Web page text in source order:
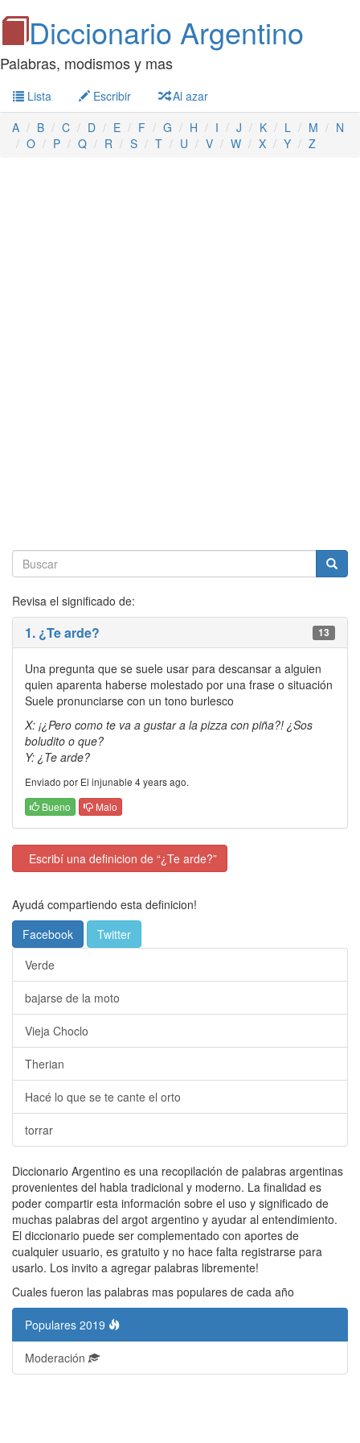
Diccionario Argentino
Palabras, modismos y mas
Lista Escribir
Al azar
A
B C D E F G H I J K L M
N
O
P Q R S T U V W X Y Z
Revisa el significado de:
1. ¿Te arde? 13
Una pregunta que se suele usar para descansar a alguien
quien aparenta haberse molestado por una frase o situación
Suele pronunciarse con un tono burlesco
X: ¡¿Pero como te va a gustar a la pizza con piña?! ¿Sos
boludito o que?
Y: ¿Te arde?
Enviado por El injunable 4 years ago.
Bueno
Malo
Escribí una definicion de “¿Te arde?”
Ayudá compartiendo esta definicion!
Facebook
Twitter
Verde
bajarse de la moto
Vieja Choclo
Therian
Hacé lo que se te cante el orto
torrar
Diccionario Argentino es una recopilación de palabras argentinas
provenientes del habla tradicional y moderno. La finalidad es
poder compartir esta información sobre el uso y significado de
muchas palabras del argot argentino y ayudar al entendimiento.
El diccionario puede ser complementado con aportes de
cualquier usuario, es gratuito y no hace falta registrarse para
usarlo. Los invito a agregar palabras libremente!
Cuales fueron las palabras mas populares de cada año
Populares 2019
Moderación